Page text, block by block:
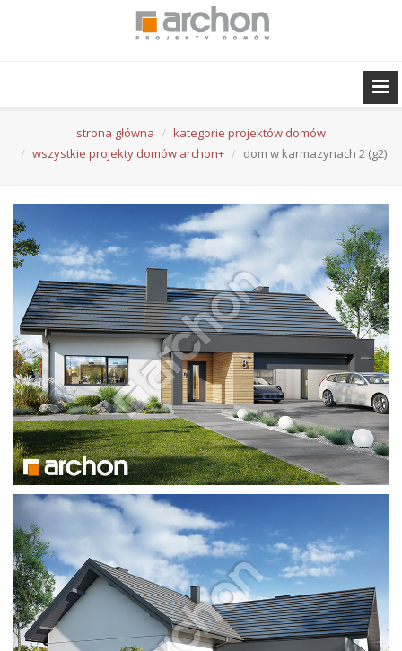
strona główna
kategorie projektów domów
wszystkie projekty domów archon+
dom w karmazynach 2 (g2)